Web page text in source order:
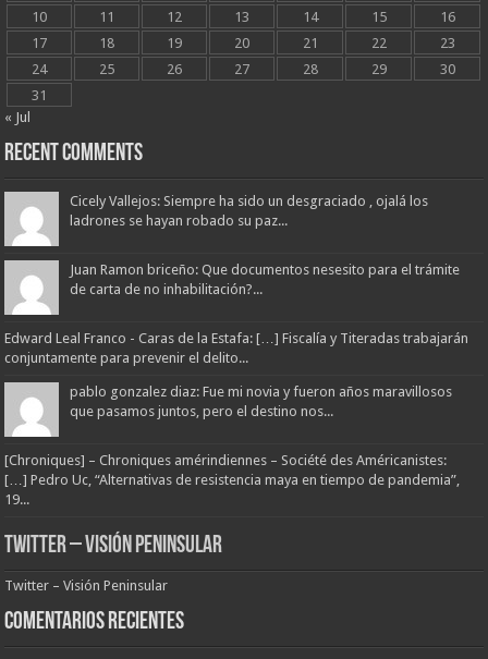
10
11 12 13 14 15
16
17
18 19 20 21 22
23
24
25 26 27 28 29
30
31
« Jul
Recent Comments
Cicely Vallejos: Siempre ha sido un desgraciado , ojalá los
ladrones se hayan robado su paz...
Juan Ramon briceño: Que documentos nesesito para el trámite
de carta de no inhabilitación?...
Edward Leal Franco - Caras de la Estafa: […] Fiscalía y Titeradas trabajarán
conjuntamente para prevenir el delito...
pablo gonzalez diaz: Fue mi novia y fueron años maravillosos
que pasamos juntos, pero el destino nos...
[Chroniques] – Chroniques amérindiennes – Société des Américanistes:
[…] Pedro Uc, “Alternativas de resistencia maya en tiempo de pandemia”,
19...
Twitter – Visión Peninsular
Twitter – Visión Peninsular
Comentarios Recientes